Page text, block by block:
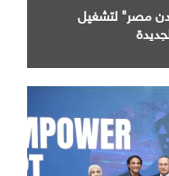
مصر" لتشغيل